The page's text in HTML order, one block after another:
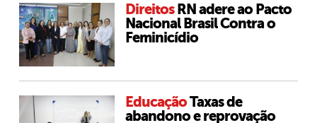
Direitos RN adere ao Pacto
Nacional Brasil Contra o
Feminicídio
EducaçãoTaxas de
abandono e reprovação